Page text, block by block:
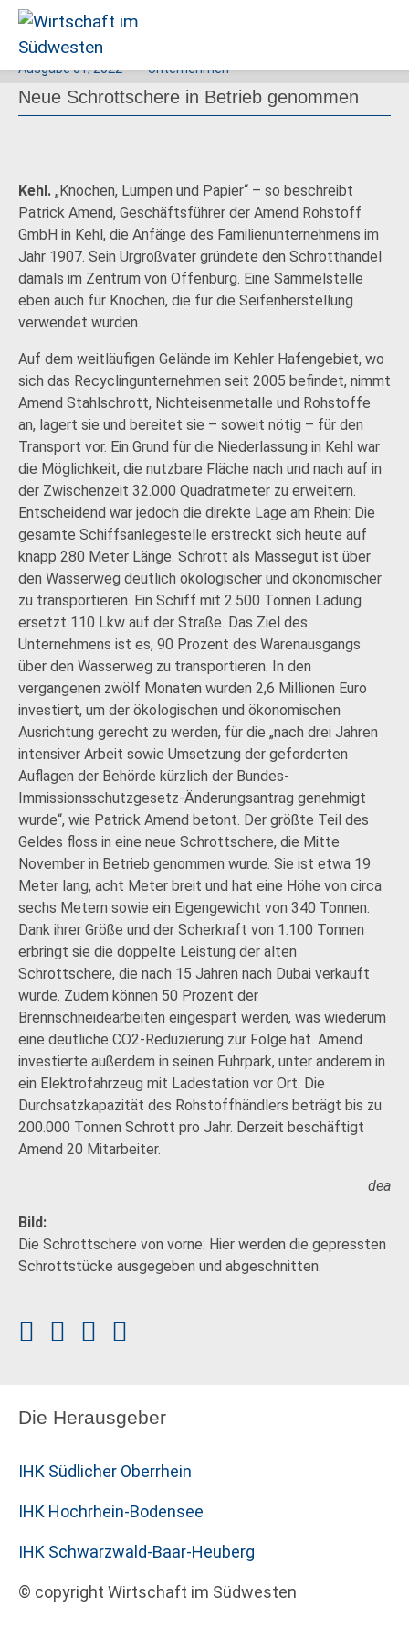
Wirtschaft
im
Ausgabe01/2022 Unternehmen
Neue Schrottschere in Betrieb genommen
Kehl. „Knochen, Lumpen und Papier“ – so beschreibt
Patrick Amend, Geschäftsführer der Amend Rohstoff
GmbH in Kehl, die Anfänge des Familienunternehmens im
Jahr 1907. Sein Urgroßvater gründete den Schrotthandel
damals im Zentrum von Offenburg. Eine Sammelstelle
eben auch für Knochen, die für die Seifenherstellung
verwendet wurden.
Auf dem weitläufigen Gelände im Kehler Hafengebiet, wo
sich das Recyclingunternehmen seit 2005 befindet, nimmt
Amend Stahlschrott, Nichteisenmetalle und Rohstoffe
an, lagert sie und bereitet sie – soweit nötig – für den
Transport vor. Ein Grund für die Niederlassung in Kehl war
die Möglichkeit, die nutzbare Fläche nach und nach auf in
der Zwischenzeit 32.000 Quadratmeter zu erweitern.
Entscheidend war jedoch die direkte Lage am Rhein: Die
gesamte Schiffsanlegestelle erstreckt sich heute auf
knapp 280 Meter Länge. Schrott als Massegut ist über
den Wasserweg deutlich ökologischer und ökonomischer
zu transportieren. Ein Schiff mit 2.500 Tonnen Ladung
ersetzt 110 Lkw auf der Straße. Das Ziel des
Unternehmens ist es, 90 Prozent des Warenausgangs
über den Wasserweg zu transportieren. In den
vergangenen zwölf Monaten wurden 2,6 Millionen Euro
investiert, um der ökologischen und ökonomischen
Ausrichtung gerecht zu werden, für die „nach drei Jahren
intensiver Arbeit sowie Umsetzung der geforderten
Auflagen der Behörde kürzlich der Bundes-
Immissionsschutzgesetz-Änderungsantrag genehmigt
wurde“, wie Patrick Amend betont. Der größte Teil des
Geldes floss in eine neue Schrottschere, die Mitte
November in Betrieb genommen wurde. Sie ist etwa 19
Meter lang, acht Meter breit und hat eine Höhe von circa
sechs Metern sowie ein Eigengewicht von 340 Tonnen.
Dank ihrer Größe und der Scherkraft von 1.100 Tonnen
erbringt sie die doppelte Leistung der alten
Schrottschere, die nach 15 Jahren nach Dubai verkauft
wurde. Zudem können 50 Prozent der
Brennschneidearbeiten eingespart werden, was wiederum
eine deutliche CO2-Reduzierung zur Folge hat. Amend
investierte außerdem in seinen Fuhrpark, unter anderem in
ein Elektrofahrzeug mit Ladestation vor Ort. Die
Durchsatzkapazität des Rohstoffhändlers beträgt bis zu
200.000 Tonnen Schrott pro Jahr. Derzeit beschäftigt
Amend 20 Mitarbeiter.
dea
Bild:
Die Schrottschere von vorne: Hier werden die gepressten
Schrottstücke ausgegeben und abgeschnitten.
Die Herausgeber
IHK Südlicher Oberrhein
IHK Hochrhein-Bodensee
IHK Schwarzwald-Baar-Heuberg
© copyright Wirtschaft im Südwesten